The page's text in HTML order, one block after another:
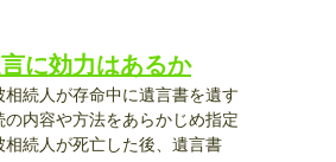
に効力はあるか
相続人が存命中に遺言書を遺す
の内容や方法をあらかじめ指定
相続人が死亡した後、遺言書